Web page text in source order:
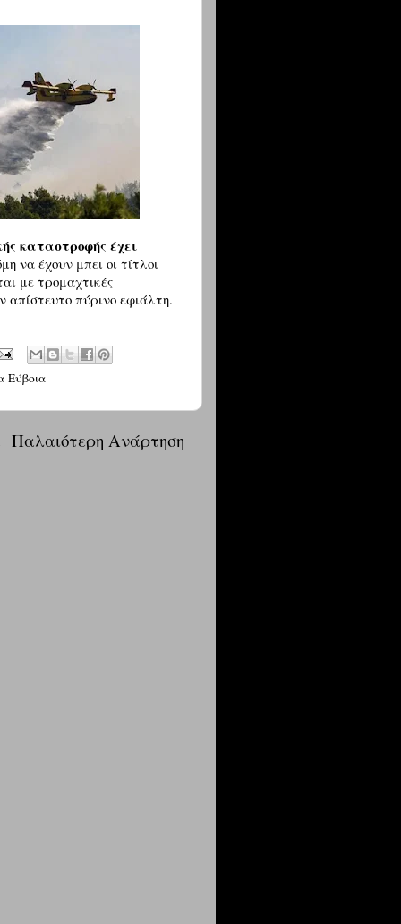
καταστροφής έχει
να έχουν μπει οι τίτλοι
με τρομαχτικές
απίστευτο πύρινο εφιάλτη.
Εύβοια
Παλαιότερη Ανάρτηση